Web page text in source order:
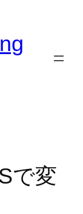
で変